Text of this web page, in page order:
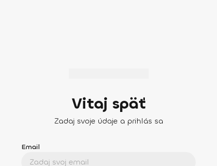
Vitaj späť
Zadaj svoje údaje a prihlás sa
Email